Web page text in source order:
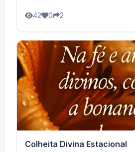
42 0 2
Colheita Divina Estacional